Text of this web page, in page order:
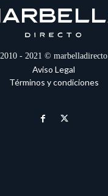
2010 - 2021 © marbelladirecto
Aviso Legal
Términos y condiciones